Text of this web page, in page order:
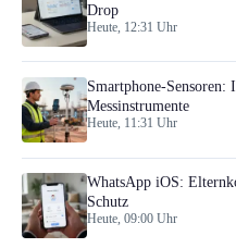
Drop
Heute, 12:31 Uhr
Smartphone-
Messinstrumente
Heute, 11:31 Uhr
WhatsApp iOS:
Schutz
Heute, 09:00 Uhr